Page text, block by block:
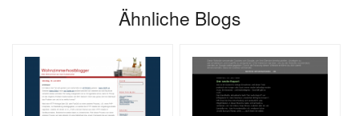
Ähnliche Blogs